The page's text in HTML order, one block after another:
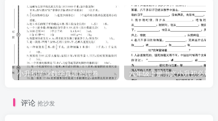
小升初毕业数学真题密押卷
评论 抢沙发